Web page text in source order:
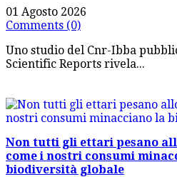
01 Agosto 2026
Comments (0)
Uno studio del Cnr-Ibba
Scientific Reports rivela...
Non tutti gli ettari pesano
come i nostri consumi
biodiversità globale